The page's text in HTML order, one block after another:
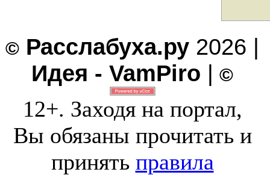
© Расслабуха.ру 2026 |
Идея - VamPiro | ©
12+. Заходя на портал,
Вы обязаны прочитать и
принять правила